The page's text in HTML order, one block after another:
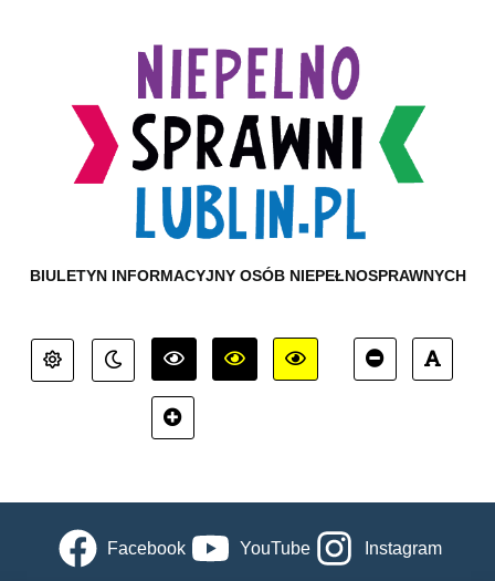
BIULETYN INFORMACYJNY OSÓB NIEPEŁNOSPRAWNYCH
Facebook YouTube Instagram